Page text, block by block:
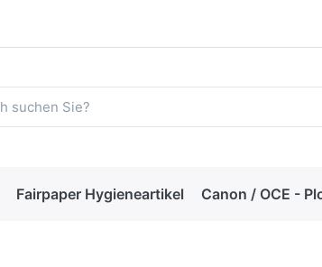
Fairpaper Hygieneartikel Canon / OCE -